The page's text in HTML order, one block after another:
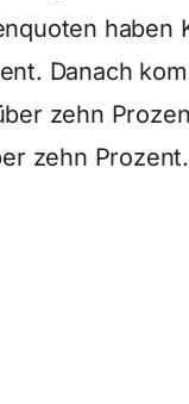
haben
Danach
zehn
zehn